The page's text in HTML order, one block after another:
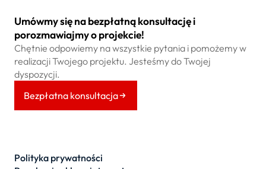
Umówmy się na bezpłatną konsultację i
porozmawiajmy o projekcie!
Chętnie odpowiemy na wszystkie pytania i pomożemy w
realizacji Twojego projektu. Jesteśmy do Twojej
dyspozycji.
Bezpłatna konsultacja
Polityka prywatności